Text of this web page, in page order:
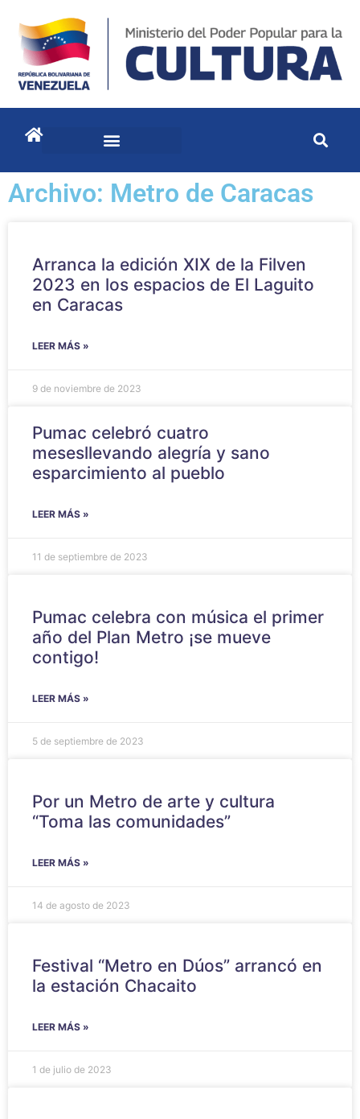
Archivo: Metro de Caracas
Arranca la edición XIX de la Filven
2023 en los espacios de El Laguito
en Caracas
LEER MÁS »
9 de noviembre de 2023
Pumac celebró cuatro
mesesllevando alegría y sano
esparcimiento al pueblo
LEER MÁS »
11 de septiembre de 2023
Pumac celebra con música el primer
año del Plan Metro ¡se mueve
contigo!
LEER MÁS »
5 de septiembre de 2023
Por un Metro de arte y cultura
“Toma las comunidades”
LEER MÁS »
14 de agosto de 2023
Festival “Metro en Dúos” arrancó en
la estación Chacaito
LEER MÁS »
1 de julio de 2023